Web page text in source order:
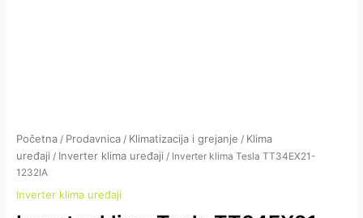
Početna / Prodavnica / Klimatizacija i grejanje / Klima
uređaji / Inverter klima uređaji / Inverter klima Tesla TT34EX21-
1232IA
Inverter klima uređaji